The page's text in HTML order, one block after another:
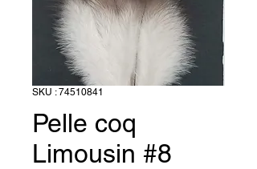
SKU : 74510841
Pelle coq
Limousin #8